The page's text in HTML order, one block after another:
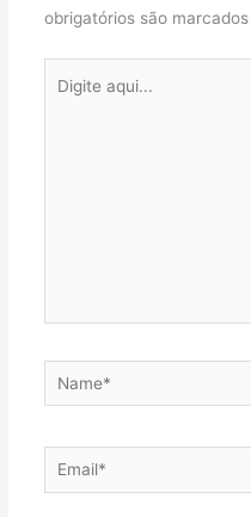
obrigatórios são
aqui...
Name*
Email*